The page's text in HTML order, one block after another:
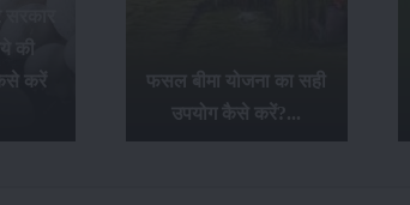
की
करें
फसल बीमा योजना का सही
उपयोग कैसे करें?...